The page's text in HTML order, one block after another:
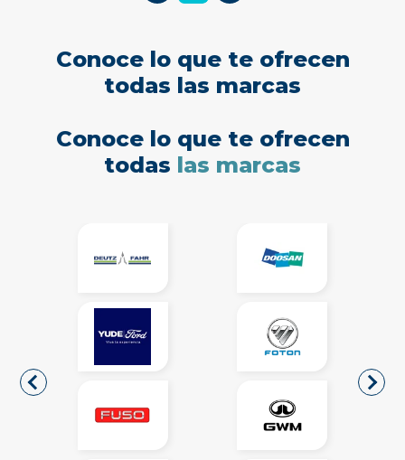
Conoce lo que te ofrecen
todas las marcas
Conoce lo que te ofrecen
todas las marcas